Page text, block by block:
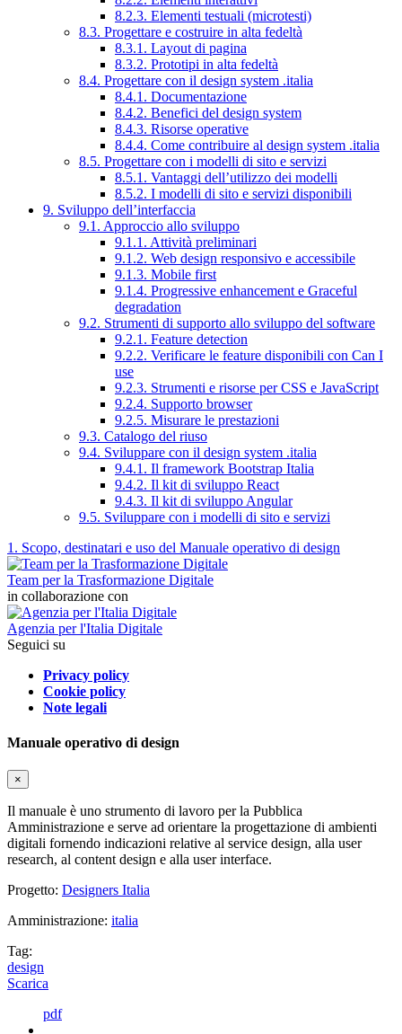
8.2.3. Elementi testuali (microtesti)
8.3. Progettare e costruire in alta fedeltà
8.3.1. Layout di pagina
8.3.2. Prototipi in alta fedeltà
8.4. Progettare con il design system .italia
8.4.1. Documentazione
8.4.2. Benefici del design system
8.4.3. Risorse operative
8.4.4. Come contribuire al design system .italia
8.5. Progettare con i modelli di sito e servizi
8.5.1. Vantaggi dell’utilizzo dei modelli
8.5.2. I modelli di sito e servizi disponibili
9. Sviluppo dell’interfaccia
9.1. Approccio allo sviluppo
9.1.1. Attività preliminari
9.1.2. Web design responsivo e accessibile
9.1.3. Mobile first
9.1.4. Progressive enhancement e Graceful
degradation
9.2. Strumenti di supporto allo sviluppo del software
9.2.1. Feature detection
9.2.2. Verificare le feature disponibili con Can I
use
9.2.3. Strumenti e risorse per CSS e JavaScript
9.2.4. Supporto browser
9.2.5. Misurare le prestazioni
9.3. Catalogo del riuso
9.4. Sviluppare con il design system .italia
9.4.1. Il framework Bootstrap Italia
9.4.2. Il kit di sviluppo React
9.4.3. Il kit di sviluppo Angular
9.5. Sviluppare con i modelli di sito e servizi
1. Scopo, destinatari e uso del Manuale operativo di design
Team per la Trasformazione Digitale
in collaborazione con
Agenzia per l'Italia Digitale
Seguici su
Privacy policy
Cookie policy
Note legali
Manuale operativo di design
×
Il manuale è uno strumento di lavoro per la Pubblica
Amministrazione e serve ad orientare la progettazione di ambienti
digitali fornendo indicazioni relative al service design, alla user
research, al content design e alla user interface.
Progetto: Designers Italia
Amministrazione: italia
Tag:
design
Scarica
pdf